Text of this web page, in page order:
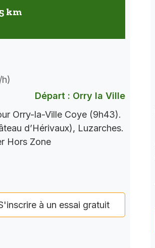
km
Départ : Orry la Ville
Orry-la-Ville Coye (9h43).
d’Hérivaux), Luzarches.
Hors Zone
à un essai gratuit